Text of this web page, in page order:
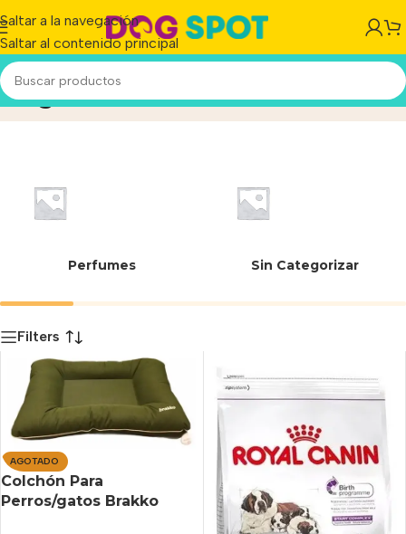
Saltar a la navegación
Saltar al contenido principal
GiganteInicio/Producto
Perfumes Sin Categorizar
Filters
AGOTADO
Colchón Para
Perros/gatos Brakko